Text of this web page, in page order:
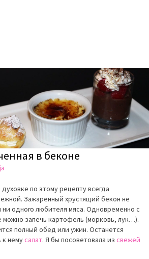
в беконе
по этому рецепту всегда
Зажаренный хрустящий бекон не
одного любителя мяса. Одновременно с
запечь картофель (морковь, лук…).
полный обед или ужин. Останется
к немусалат. Я бы посоветовала из свежей